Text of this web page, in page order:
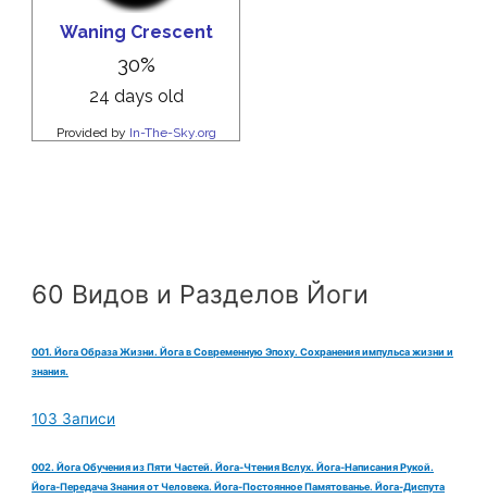
60 Видов и Разделов Йоги
001. Йога Образа Жизни. Йога в Современную Эпоху. Сохранения импульса жизни и
знания.
103 Записи
002. Йога Обучения из Пяти Частей. Йога-Чтения Вслух. Йога-Написания Рукой.
Йога-Передача Знания от Человека. Йога-Постоянное Памятованье. Йога-Диспута